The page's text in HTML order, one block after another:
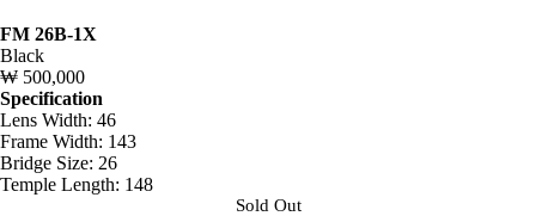
FM 26B-1X
Black
₩ 500,000
Specification
Lens Width: 46
Frame Width: 143
Bridge Size: 26
Temple Length: 148
Sold Out